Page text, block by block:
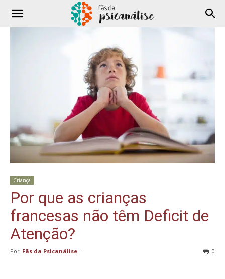
Criança
Por que as crianças
francesas não têm Deficit de
Atenção?
Por Fãs da Psicanálise - 0